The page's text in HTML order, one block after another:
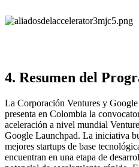
4. Resumen del
La Corporación Ventures y
presenta en Colombia la
aceleración a nivel mundial
Google Launchpad. La iniciativa
mejores startups de base
encuentran en una etapa de